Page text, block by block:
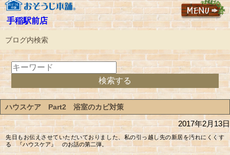
手稲駅前店
ブログ内検索
ハウスケア Part2 浴室のカビ対策
2017年2月13日
先日もお伝えさせていただいておりました、私の引っ越し先の新居を汚れにくくす
る 『ハウスケア』 のお話の第二弾。